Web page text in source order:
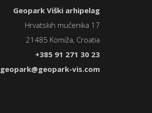
Geopark Viški arhipelag
Hrvatskih mučenika 17
21485 Komiža, Croatia
+385 91 271 30 23
geopark@geopark-vis.com